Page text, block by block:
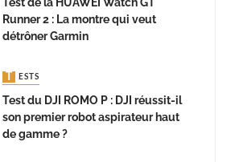
Runner 2 : La montre qui veut
détrôner Garmin
TESTS
Test du DJI ROMO P : DJI réussit-il
son premier robot aspirateur haut
de gamme ?